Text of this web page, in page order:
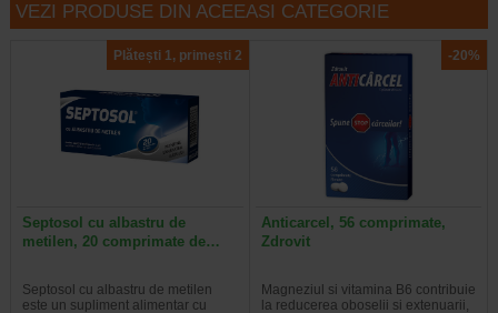
VEZI PRODUSE DIN ACEEASI CATEGORIE
Plătești 1, primești 2
Septosol cu albastru de
metilen, 20 comprimate de…
Septosol cu albastru de metilen
este un supliment alimentar cu
-20%
Anticarcel, 56 comprimate,
Zdrovit
Magneziul si vitamina B6 contribuie
la reducerea oboselii si extenuarii,